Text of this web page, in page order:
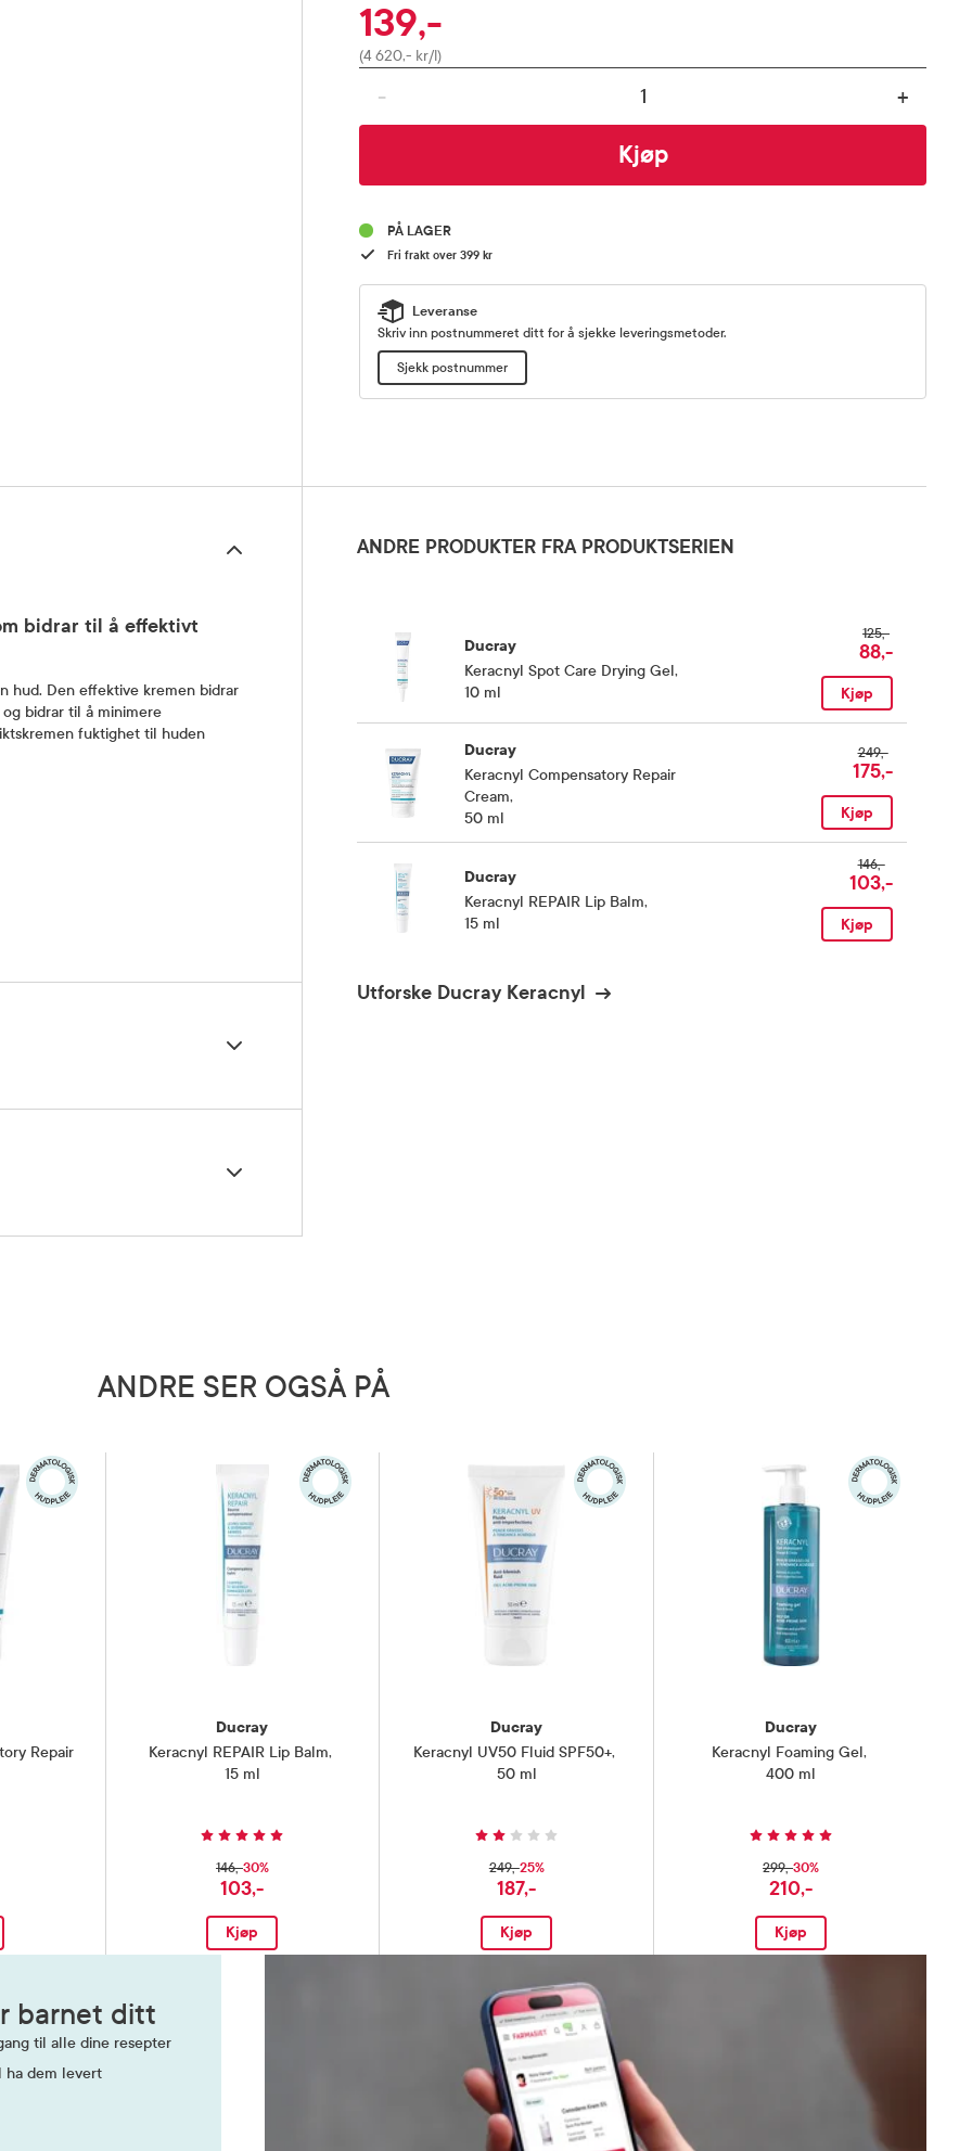
Pris
139,-
(4 620,- kr/l)
- +
Kjøp
PÅ LAGER
Fri frakt over 399 kr
Leveranse
Skriv inn postnummeret ditt for å sjekke leveringsmetoder.
Sjekk postnummer
bidrar til å effektivt
hud. Den effektive kremen bidrar
bidrar til å minimere
fuktighet til huden
ANDRE PRODUKTER FRA PRODUKTSERIEN
Ducray
Keracnyl Spot Care Drying Gel,
10 ml
125,-
88,-
Kjøp
Ducray
Keracnyl Compensatory Repair
Cream,
50 ml
249,-
175,-
Kjøp
Ducray
Keracnyl REPAIR Lip Balm,
15 ml
146,-
103,-
Kjøp
Utforske Ducray Keracnyl
ANDRE SER OGSÅ PÅ
Repair
Ducray
Keracnyl REPAIR Lip Balm,
15 ml
146,-30%
103,-
Kjøp
Ducray
Keracnyl UV50 Fluid SPF50+,
50 ml
249,-25%
187,-
Kjøp
Ducray
Keracnyl Foaming Gel,
400 ml
299,-30%
210,-
Kjøp
barnet ditt
til alle dine resepter
ha dem levert